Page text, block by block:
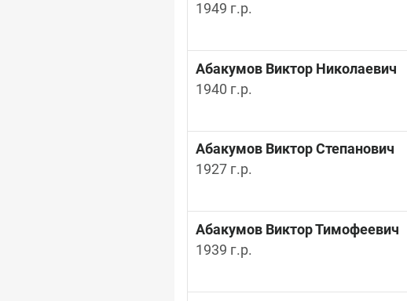
1949 г.р.
Абакумов Виктор Николаевич
1940 г.р.
Абакумов Виктор Степанович
1927 г.р.
Абакумов Виктор Тимофеевич
1939 г.р.